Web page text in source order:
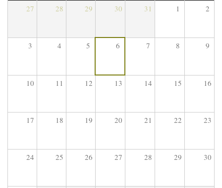
27 28 29 30 31 1 2
3 4 5 6 7 8 9
10 11 12 13 14 15 16
17 18 19 20 21 22 23
24 25 26 27 28 29 30